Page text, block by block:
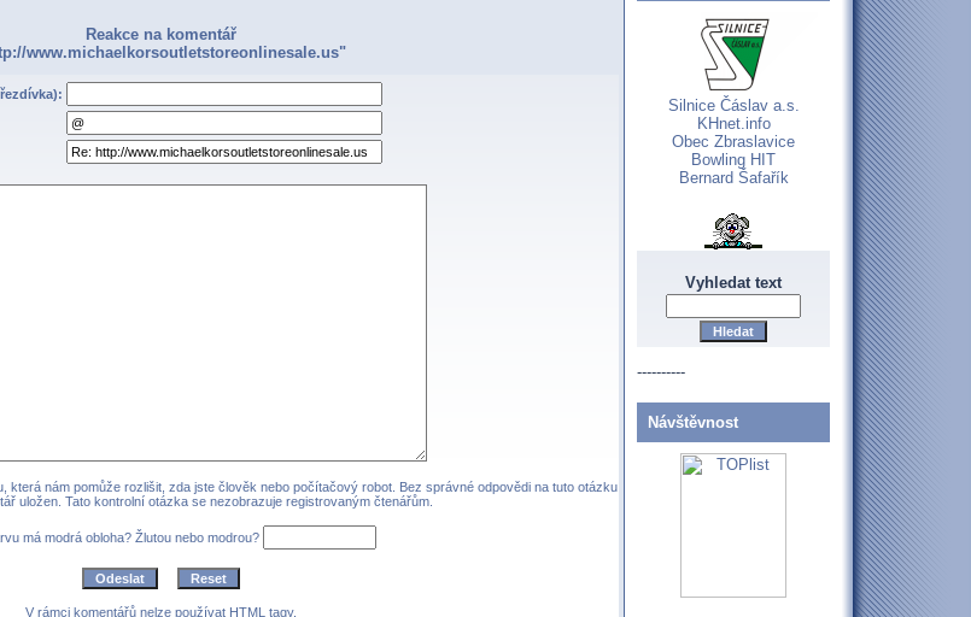
Reakce na komentář
www.michaelkorsoutletstoreonlinesale.us"
nám pomůže rozlišit, zda jste člověk nebo počítačový robot. Bez správné odpovědi na tuto otázku
uložen. Tato kontrolní otázka se nezobrazuje registrovaným čtenářům.
má modrá obloha? Žlutou nebo modrou?
V rámci komentářů nelze používat HTML tagy.
Silnice Čáslav a.s.
KHnet.info
Obec Zbraslavice
Bowling HIT
Bernard Šafařík
Vyhledat text
----------
Návštěvnost